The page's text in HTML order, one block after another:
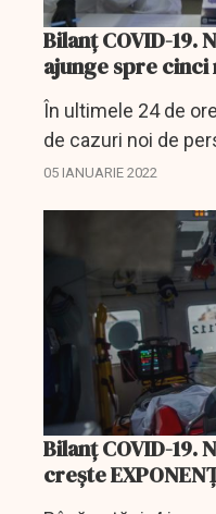
Bilanț COVID-
ajunge spre cinci
În ultimele 24 de
de cazuri noi de
CoV – 2 (COVID –
05 IANUARIE 2022
Bilanț COVID-
crește